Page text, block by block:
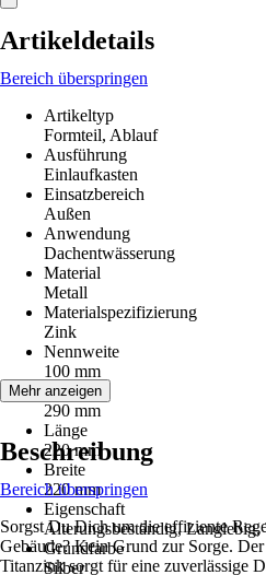
Artikeldetails
Bereich überspringen
Artikeltyp
Formteil, Ablauf
Ausführung
Einlaufkasten
Einsatzbereich
Außen
Anwendung
Dachentwässerung
Material
Metall
Materialspezifizierung
Zink
Nennweite
100 mm
Höhe
290 mm
Länge
220 mm
Breite
220 mm
Eigenschaft
Alterungsbeständig, Langlebig,
Grundfarbe
Silber
Mehr anzeigen
Beschreibung
Bereich überspringen
Sorgst Du Dich um die effiziente
Gebäude? Kein Grund zur Sorge.
Titanzink sorgt für eine zuverlässige